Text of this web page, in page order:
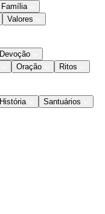
Família
Valores
Devoção
Oração
Ritos
História
Santuários